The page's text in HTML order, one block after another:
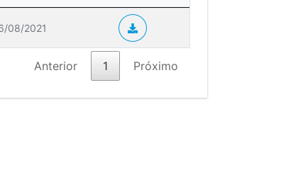
08/2021
Anterior 1 Próximo